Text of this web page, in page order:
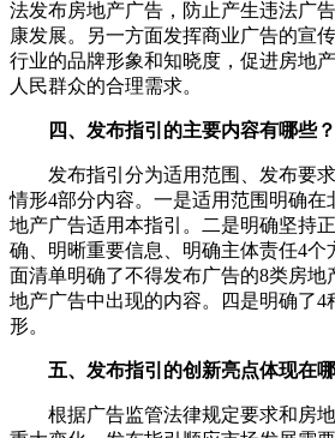
法发布房地产广告，防止产生违法广
康发展。另一方面发挥商业广告的宣
行业的品牌形象和知晓度，促进房地
人民群众的合理需求。
四、发布指引的主要内容有哪些？
发布指引分为适用范围、发布要求
情形4部分内容。一是适用范围明确在
地产广告适用本指引。二是明确坚持
确、明晰重要信息、明确主体责任4个
面清单明确了不得发布广告的8类房地
地产广告中出现的内容。四是明确了4
形。
五、发布指引的创新亮点体现在
根据广告监管法律规定要求和房地